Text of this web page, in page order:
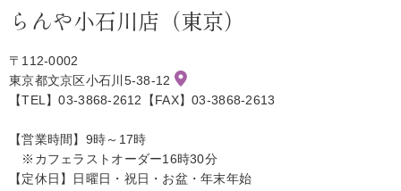
らんや小石川店（東京）
〒112-0002
東京都文京区小石川5-38-12
【TEL】03-3868-2612【FAX】03-3868-2613
【営業時間】9時～17時
※カフェラストオーダー16時30分
【定休日】日曜日・祝日・お盆・年末年始